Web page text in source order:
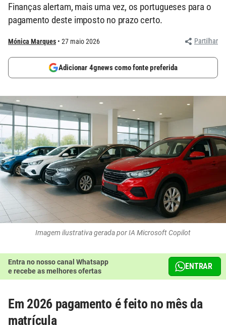
Finanças alertam, mais uma vez, os portugueses para o
pagamento deste imposto no prazo certo.
Mónica Marques 27 maio 2026 Partilhar
Adicionar 4gnews como fonte preferida
Imagem ilustrativa gerada por IA Microsoft Copilot
Entra no nosso canal Whatsapp
e recebe as melhores ofertas
ENTRAR
Em 2026 pagamento é feito no mês da
matrícula